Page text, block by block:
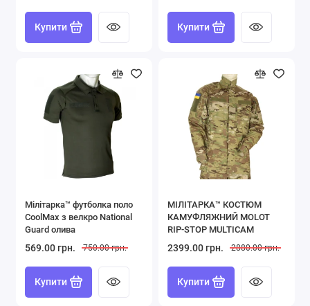
Купити Купити
Мілітарка™ футболка поло
CoolMax з велкро National
Guard олива
569.00 грн. 750.00 грн.
Купити
МІЛІТАРКА™ КОСТЮМ
КАМУФЛЯЖНИЙ MOLOT
RIP-STOP MULTICAM
2399.00 грн. 2880.00 грн.
Купити
Купити Купити